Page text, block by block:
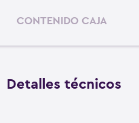
CONTENIDO CAJA
Detalles técnicos